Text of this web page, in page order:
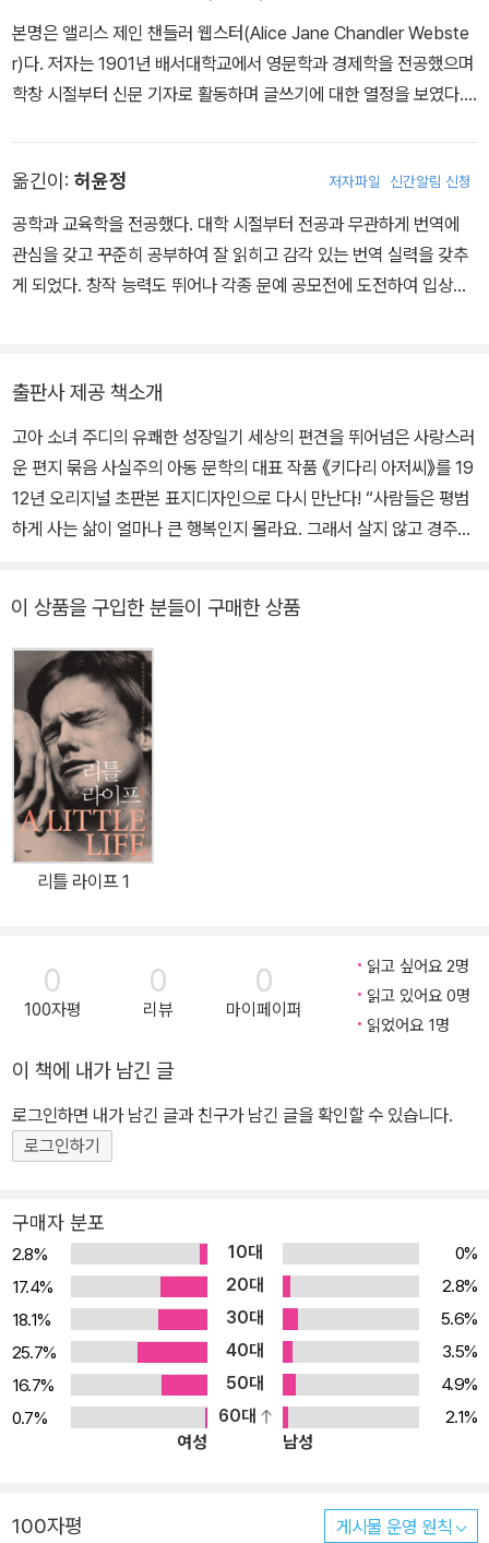
본명은 앨리스 제인 챈들러 웹스터(Alice Jane Chandler Webste
r)다. 저자는 1901년 배서대학교에서 영문학과 경제학을 전공했으며
학창 시절부터 신문 기자로 활동하며 글쓰기에 대한 열정을 보였다.
경이 되기도 했다. 진 웹스터는 재학 시절에 창작한 단편 모음집 『패
티가 대학에 갔을 때』가 성공하자 『키다리 아저씨』와 『속 키다리 아
저씨』를 연이어 발표하면서 작가로서 당당히 자리매김하게 되었다.
특히 고아 소녀의 유쾌한 분투기와 로맨스를 그린 『키다리 아저씨』는
복지 문제를 재조명하게 만든 계기가 되었다. 지금까지도 영화와 애
니메이션, 뮤지컬 등으로 재창작되어 세계 수많은 독자들에게 사랑받
고 있는 『키다리 아저씨』는 우리에게 순수와 믿음이 살아 있는 아름
다운 세계를 보여 준다. 웹스터는 다양한 글쓰기를 선보이며 한창 작
가로서 활동할 즈음, 40세에 첫아이를 낳고 이틀 만에 세상을 떠나고
옮긴이: 허윤정 저자파일 신간알림 신청
공학과 교육학을 전공했다. 대학 시절부터 전공과 무관하게 번역에
관심을 갖고 꾸준히 공부하여 잘 읽히고 감각 있는 번역 실력을 갖추
게 되었다. 창작 능력도 뛰어나 각종 문예 공모전에 도전하여 입상한
출판사 제공 책소개
고아 소녀 주디의 유쾌한 성장일기 세상의 편견을 뛰어넘은 사랑스러
운 편지 묶음 사실주의 아동 문학의 대표 작품 《키다리 아저씨》를 19
12년 오리지널 초판본 표지디자인으로 다시 만난다! “사람들은 평범
하게 사는 삶이 얼마나 큰 행복인지 몰라요. 그래서 살지 않고 경주를
묘지에서 아무렇게나 고른 이름으로 살게 된 ‘제루샤 애벗’. 18세 최
고령 원생이 될 때까지 그곳에서 허드레꾼으로 자란다. 누구보다 총
명하고 활달했지만 ‘아흔일곱 명의 아이를 아흔일곱 쌍둥이’로 만드
는 것이 교육철학인 곳에서 아이는 모든 호기심과 열정을 억눌러야만
했다. 가끔 쓰는 작문에서만 마음을 열어 보였을 뿐. 그런데 우연히 그
글을 읽은 익명의 후원자가 대학 장학금을 보내왔다. 조건은 단 하나,
작가가 되기 위해 성실히 공부하고 있다는 증거로 매달 한 통의 편지
를 쓸 것! 그녀는 스스로 이름을 ‘주디’로 바꾸고 미지의 후원자 ‘키다
리 아저씨’에게 편지를 쓰기 시작한다. 운명을 개척하는 소녀 ‘주디’의
엉뚱한 연애편지 주디는 혼자서 세상을 살아갈 준비가 되어 있고, 교
다. 자신도 어려운 처지에 있으면서 키다리 아저씨에게 부탁해 자신
보다 더욱 어려운 집안을 도와달라고 설득하는 편지 대목에서는 독자
들 또한 그녀의 따뜻한 마음씨에 감탄하게 된다. 비록 부모님도 없이
하는 그녀는 이기적인 지금 세태를 에둘러 꼬집는 역할을 한다. 세상
의 편견과 차별을 뛰어넘은 주디와 그녀를 지키는 수호천사 아저씨의
이야기는 살면서 꼭 읽어봐야 할 세계적인 고전으로 손꼽힌다. 더스
이 상품을 구입한 분들이 구매한 상품
리틀 라이프 1
0
100자평
0
리뷰
0
마이페이퍼
읽고 싶어요 2명
읽고 있어요 0명
읽었어요 1명
이 책에 내가 남긴 글
로그인하면 내가 남긴 글과 친구가 남긴 글을 확인할 수 있습니다.
로그인하기
구매자 분포
2.8% 10대
0%
17.4%
20대
2.8%
18.1%
30대
5.6%
25.7%
40대
3.5%
16.7%
50대
4.9%
0.7%
60대
2.1%
여성
남성
100자평 게시물 운영 원칙